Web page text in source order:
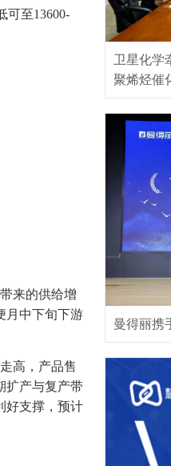
可至13600-
来的供给增
月中下旬下游
高，产品售
扩产与复产带
好支撑，预计
卫星化学
聚烯烃催
曼得丽携